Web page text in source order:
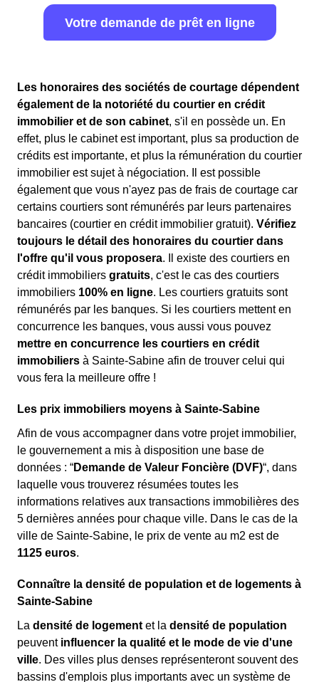
Votre demande de prêt en ligne
Les honoraires des sociétés de courtage dépendent
également de la notoriété du courtier en crédit
immobilier et de son cabinet, s'il en possède un. En
effet, plus le cabinet est important, plus sa production de
crédits est importante, et plus la rémunération du courtier
immobilier est sujet à négociation. Il est possible
également que vous n'ayez pas de frais de courtage car
certains courtiers sont rémunérés par leurs partenaires
bancaires (courtier en crédit immobilier gratuit). Vérifiez
toujours le détail des honoraires du courtier dans
l'offre qu'il vous proposera. Il existe des courtiers en
crédit immobiliers gratuits, c'est le cas des courtiers
immobiliers 100% en ligne. Les courtiers gratuits sont
rémunérés par les banques. Si les courtiers mettent en
concurrence les banques, vous aussi vous pouvez
mettre en concurrence les courtiers en crédit
immobiliers à Sainte-Sabine afin de trouver celui qui
vous fera la meilleure offre !
Les prix immobiliers moyens à Sainte-Sabine
Afin de vous accompagner dans votre projet immobilier,
le gouvernement a mis à disposition une base de
données : “Demande de Valeur Foncière (DVF)“, dans
laquelle vous trouverez résumées toutes les
informations relatives aux transactions immobilières des
5 dernières années pour chaque ville. Dans le cas de la
ville de Sainte-Sabine, le prix de vente au m2 est de
1125 euros.
Connaître la densité de population et de logements à
Sainte-Sabine
La densité de logement et la densité de population
peuvent influencer la qualité et le mode de vie d'une
ville. Des villes plus denses représenteront souvent des
bassins d'emplois plus importants avec un système de